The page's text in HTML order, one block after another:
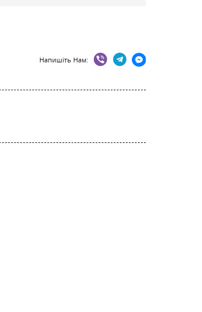
Напишіть Нам: